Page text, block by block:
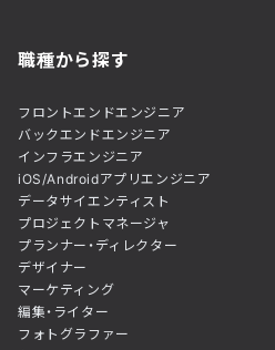
職種から探す
フロントエンドエンジニア
バックエンドエンジニア
インフラエンジニア
iOS/Androidアプリエンジニア
データサイエンティスト
プロジェクトマネージャ
プランナー・ディレクター
デザイナー
マーケティング
編集・ライター
フォトグラファー